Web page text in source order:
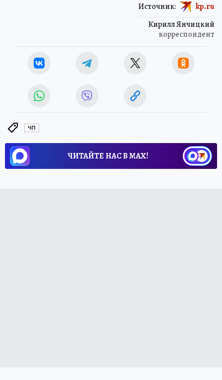
Кирилл Янчицкий
корреспондент
Источник: kp.ru
ЧП
ЧИТАЙТЕ НАС В МАХ!